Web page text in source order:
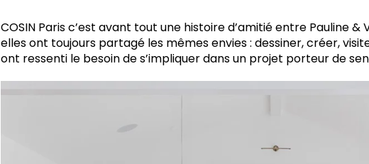
COSIN Paris : une démarche responsable
COSIN Paris c’est avant tout une histoire d’amitié entre Pauline &
elles ont toujours partagé les mêmes envies : dessiner, créer,
ont ressenti le besoin de s’impliquer dans un projet porteur de